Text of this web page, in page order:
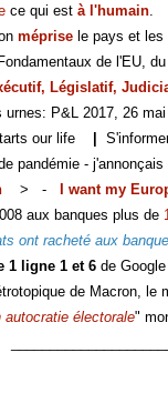
ce qui est à l'humain.
méprisele pays et les
de l'EU,
Législatif,
P&L 2017, 26 mai
our life
pandémie - j'annonçais
> - I want my
aux banques plus de
ont racheté aux
1 ligne 1 et 6 de
de Macron, le
autocratie électorale"